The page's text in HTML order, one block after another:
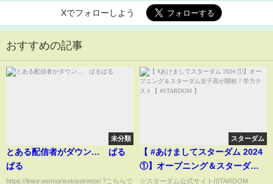
Xでフォローしよう
おすすめの記事
未分類
とある配信者がダウン… ぱる
ぱる
https://linktr.ee/morisekisekimori ?こちらで
スターダム
【 #あけましてスターダム 2024
①】オープニング＆スターダム
女子高が開校！学力テスト【
☆スターダム公式サイト/STARDOM